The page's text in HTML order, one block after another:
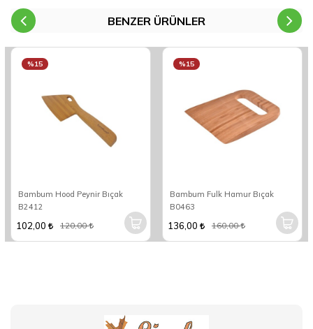
BENZER ÜRÜNLER
Bambum Hood Peynir Bıçak
B2412
%15
102,00 120,00
Bambum Fulk Hamur Bıçak
B0463
%15
136,00 160,00